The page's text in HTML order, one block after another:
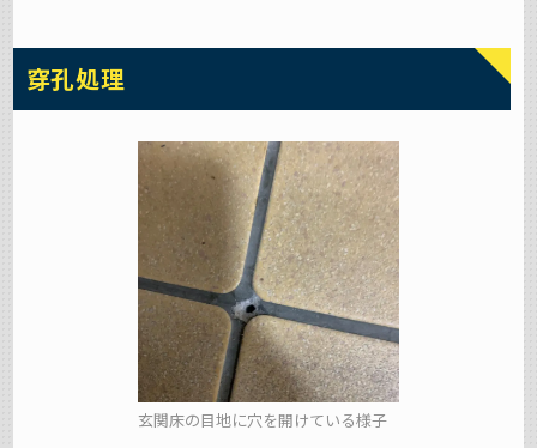
穿孔処理
玄関床の目地に穴を開けている様子